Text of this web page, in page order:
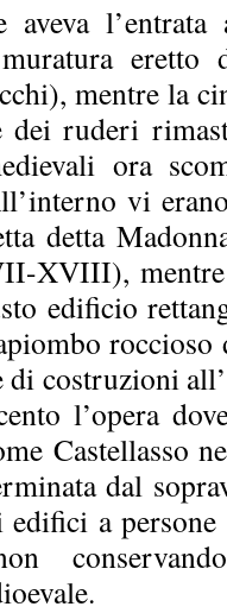
eretto
mentre la
dei ruderi
ora
vi
detta
XVIII), mentre
edificio
roccioso
costruzioni
l’opera
Castellasso
dal
a persone